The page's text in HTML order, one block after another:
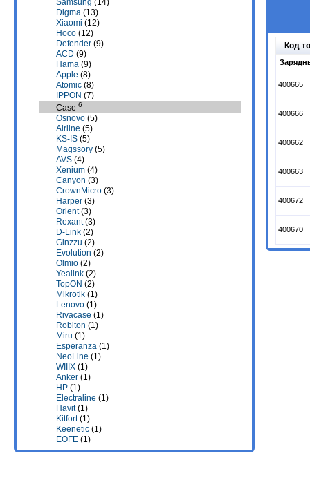
Samsung (14)
Digma (13)
Xiaomi (12)
Hoco (12)
Defender (9)
ACD (9)
Hama (9)
Apple (8)
Atomic (8)
IPPON (7)
Case 6
Osnovo (5)
Airline (5)
KS-IS (5)
Magssory (5)
AVS (4)
Xenium (4)
Canyon (3)
CrownMicro (3)
Harper (3)
Orient(3)
Rexant(3)
D-Link (2)
Ginzzu (2)
Evolution (2)
Olmio (2)
Yealink (2)
TopON (2)
Mikrotik (1)
Lenovo (1)
Rivacase (1)
Robiton (1)
Miru (1)
Esperanza (1)
NeoLine (1)
WIIIX (1)
Anker (1)
HP (1)
Electraline (1)
Havit(1)
Kitfort(1)
Keenetic (1)
EOFE (1)
Код
400665
400666
400662
400663
400672
400670